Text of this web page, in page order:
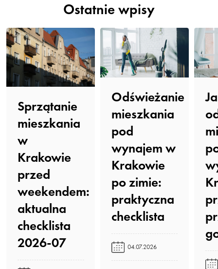
Ostatnie wpisy
Sprzątanie
mieszkania
w
Krakowie
przed
weekendem:
aktualna
checklista
2026-07️
Odświeżanie
mieszkania
pod
wynajem w
Krakowie
po zimie:
praktyczna
checklista️
04.07.2026